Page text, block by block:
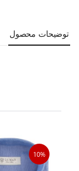
توضیحات محصول
10%